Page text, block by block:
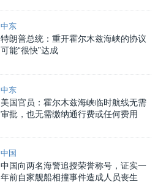
中东
特朗普总统：重开霍尔木兹海峡的协议
可能“很快”达成
中东
美国官员：霍尔木兹海峡临时航线无需
审批，也无需缴纳通行费或任何费用
中国
中国向两名海警追授荣誉称号，证实一
年前自家舰船相撞事件造成人员丧生